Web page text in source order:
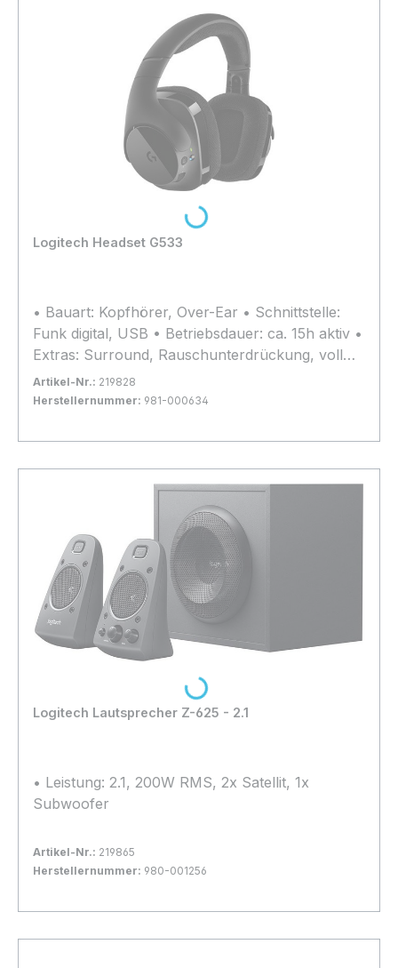
Logitech Headset G533
• Bauart: Kopfhörer, Over-Ear • Schnittstelle:
Funk digital, USB • Betriebsdauer: ca. 15h aktiv •
Extras: Surround, Rauschunterdrückung, voll
kabellos
Artikel-Nr.: 219828
Herstellernummer: 981-000634
In den Warenkorb
Loading...
Logitech Lautsprecher Z-625 - 2.1
• Leistung: 2.1, 200W RMS, 2x Satellit, 1x
Subwoofer
Artikel-Nr.: 219865
Herstellernummer: 980-001256
In den Warenkorb
Loading...